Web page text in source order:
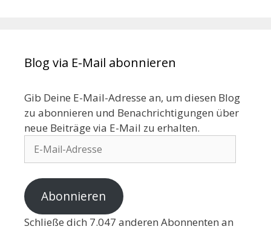
Blog via E-Mail abonnieren
Gib Deine E-Mail-Adresse an, um diesen Blog
zu abonnieren und Benachrichtigungen über
neue Beiträge via E-Mail zu erhalten.
Abonnieren
Schließe dich 7.047 anderen Abonnenten an